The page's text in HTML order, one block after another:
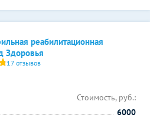
реабилитационная
Здоровья
17 отзывов
Стоимость, руб.:
6000